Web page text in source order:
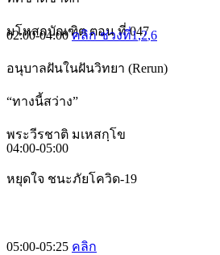
มโหสถบัณฑิต ตอน ที่ 047
02:00-04:00คลิก ช่วงที่1,2,6
อนุบาลฝันในฝันวิทยา (Rerun)
“ทางนี้สว่าง”
พระวีรชาติ มเหสกฺโข
04:00-05:00
หยุดใจ ชนะภัยโควิด-19
05:00-05:25 คลิก